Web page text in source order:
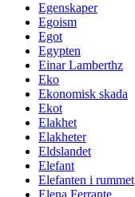
Egenskaper
Egoism
Egot
Egypten
Einar Lamberthz
Eko
Ekonomisk skada
Ekot
Elakhet
Elakheter
Eldslandet
Elefant
Elefanten i rummet
Elena Ferrante